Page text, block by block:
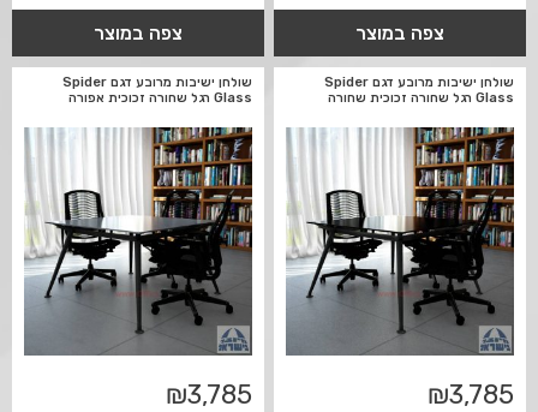
צפה במוצר צפה במוצר
שולחן ישיבות מרובע דגם Spider
Glass רגל שחורה זכוכית שחורה
₪3,785
שולחן ישיבות מרובע דגם Spider
Glass רגל שחורה זכוכית אפורה
₪3,785